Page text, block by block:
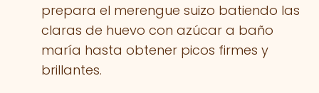
prepara el merengue suizo batiendo las
claras de huevo con azúcar a baño
maría hasta obtener picos firmes y
brillantes.